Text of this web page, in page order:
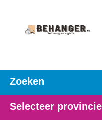
Zoeken
Selecteer provincie